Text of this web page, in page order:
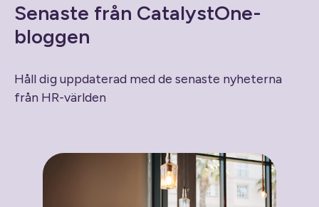
Senaste från CatalystOne-
bloggen
Håll dig uppdaterad med de senaste nyheterna
från HR-världen